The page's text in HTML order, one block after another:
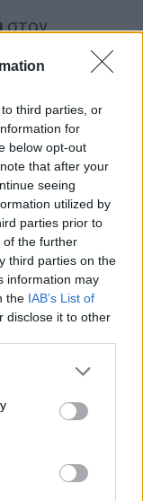
third parties, or
for
below opt-out
that after your
seeing
utilized by
parties prior to
of the further
third parties on the
information may
the IAB’s List of
disclose it to other
or more Google
You may click to
party tags to
in below Google
στον
κανείς
χώρα- δεν
Ευρώπη».
λέγοντας:
και
συνέβαινε
πρώην
Βάρρα,
εθνικού